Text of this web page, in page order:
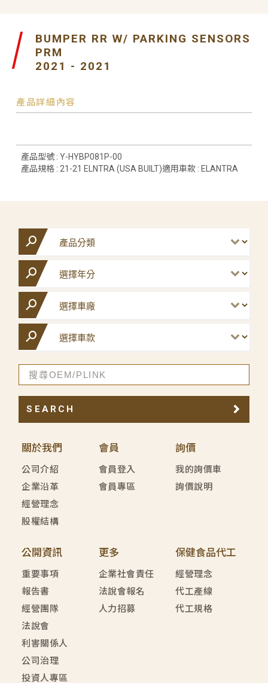
BUMPER RR W/ PARKING SENSORS
PRM
2021 - 2021
產品詳細內容
產品型號 : Y-HYBP081P-00
產品規格 : 21-21 ELNTRA (USA BUILT)適用車款 : ELANTRA
關於我們
公司介紹
企業沿革
經營理念
股權結構
會員
會員登入
會員專區
詢價
我的詢價車
詢價說明
公開資訊
重要事項
報告書
經營團隊
法說會
利害關係人
公司治理
投資人專區
更多
企業社會責任
法說會報名
人力招募
保健食品代工
經營理念
代工產線
代工規格
SEARCH